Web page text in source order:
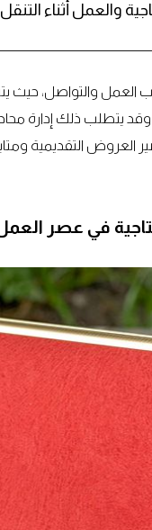
العمل والتواصل،
يتطلب ذلك إدارة
التقديمية ومتابعة